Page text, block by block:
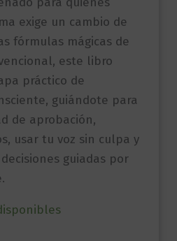
exige un cambio de
fórmulas mágicas de
este libro
práctico de
guiándote para
de aprobación,
usar tu voz sin culpa y
guiadas por